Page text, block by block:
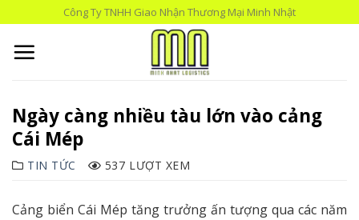
to
content
Công Ty TNHH Giao Nhận Thương Mại Minh Nhật
Ngày càng nhiều tàu lớn vào cảng
Cái Mép
TIN TỨC 537 LƯỢT XEM
Cảng biển Cái Mép tăng trưởng ấn tượng qua các năm